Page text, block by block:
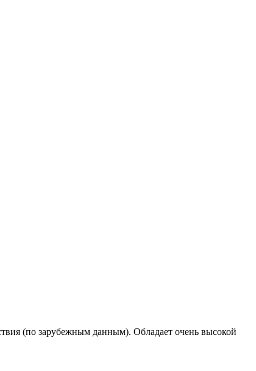
(по зарубежным данным). Обладает очень высокой